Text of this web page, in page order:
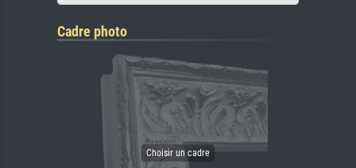
Cadre photo